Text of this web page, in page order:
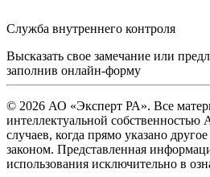
Служба внутреннего контроля
Высказать свое замечание или
заполнив онлайн-форму
© 2026 АО «Эксперт РА». Все
интеллектуальной
случаев, когда прямо указано
законом. Представленная
использования исключительно в